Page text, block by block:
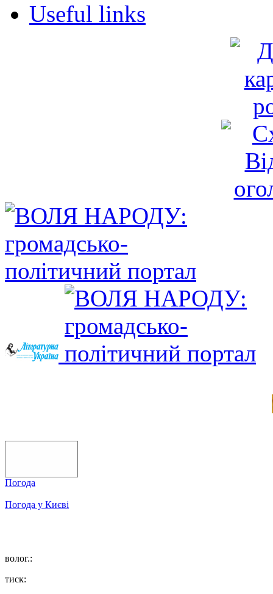
Useful links
Погода
Погода у Києві
волог.:
тиск: